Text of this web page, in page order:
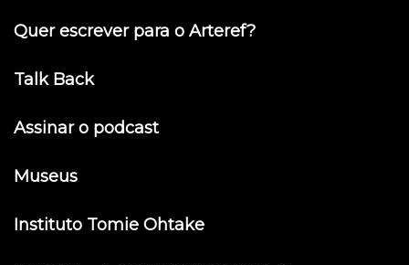
Quer escrever para o Arteref?
Talk Back
Assinar o podcast
Museus
Instituto Tomie Ohtake